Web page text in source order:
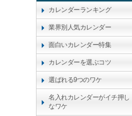
カレンダーランキング
業界別人気カレンダー
面白いカレンダー特集
カレンダーを選ぶコツ
選ばれる9つのワケ
名入れカレンダーがイチ押し
なワケ